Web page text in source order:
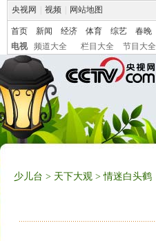
央视网 视频 网站地图
首页 新闻 经济 体育 综艺 春晚
电视
频道大全 栏目大全 节目大全
少儿台 > 天下大观 > 情迷白头鹤